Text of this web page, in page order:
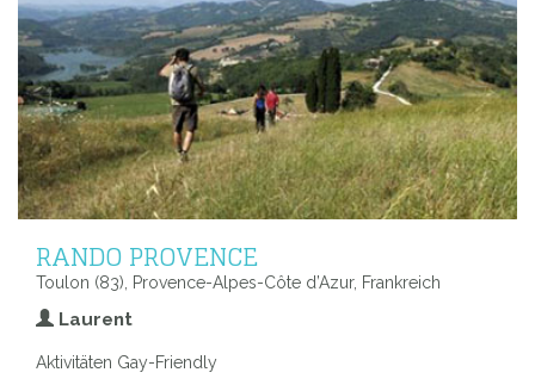
RANDO PROVENCE
Toulon (83), Provence-Alpes-Côte d’Azur, Frankreich
Laurent
Aktivitäten Gay-Friendly